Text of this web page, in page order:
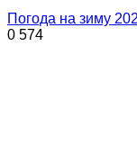
Погода на зиму
0 574